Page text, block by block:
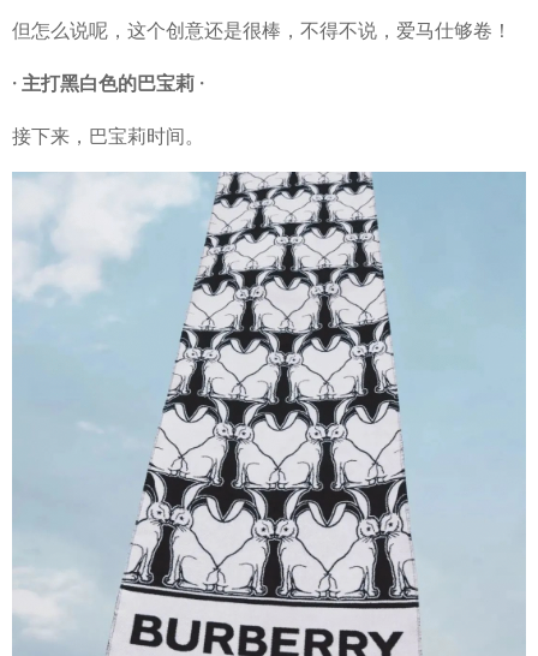
但怎么说呢，这个创意还是很棒，不得不说，爱马仕够卷！
· 主打黑白色的巴宝莉 ·
接下来，巴宝莉时间。